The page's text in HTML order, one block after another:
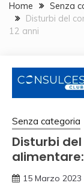
Home
Senza
Disturbi del
12 anni
Senza categoria
Disturbi
alimentare:
15 Marzo 2023